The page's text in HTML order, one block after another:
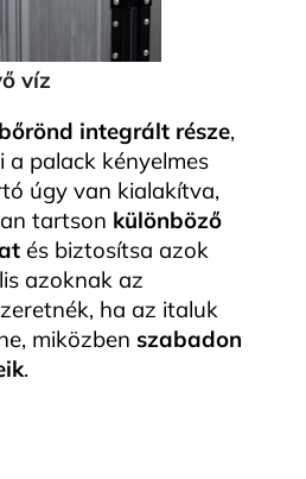
víz
integrált része,
a palack kényelmes
úgy van kialakítva,
tartson különböző
és biztosítsa azok
azoknak az
ha az italuk
miközben szabadon
.